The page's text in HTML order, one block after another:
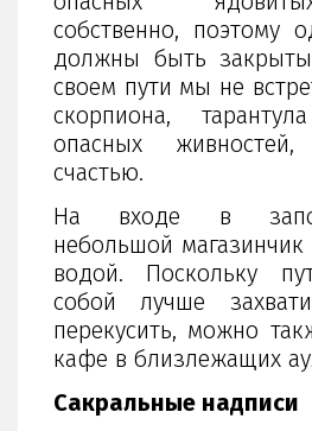
собственно, поэтому
должны быть
своем пути мы не
скорпиона,
опасных
счастью.
На входе в
небольшой
водой. Поскольку
собой лучше
перекусить, можно
кафе в близлежащих
Сакральные надписи